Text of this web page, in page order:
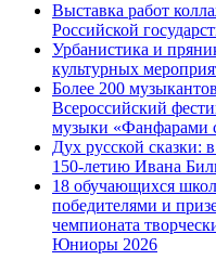
Выставка работ
Российской
Урбанистика и
культурных
Более 200
Всероссийский
музыки «Фанфарами
Дух русской сказки:
150-летию Ивана
18 обучающихся
победителями и
чемпионата
Юниоры 2026